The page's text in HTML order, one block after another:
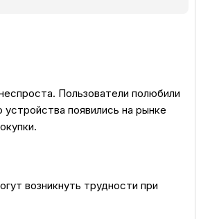
Пользователи полюбили
появились на рынке
возникнуть трудности при